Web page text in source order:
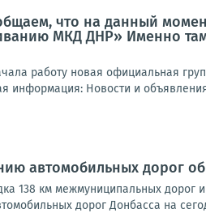
что на данный
МКД ДНР» Именно там
работу новая официальная
информация: Новости и
автомобильных дорог
138 км межмуниципальных дорог
дорог Донбасса на